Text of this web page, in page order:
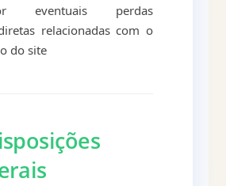
eventuais perdas
relacionadas com o
do site